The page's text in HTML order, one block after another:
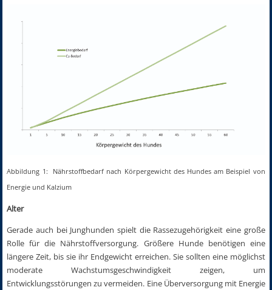
Abbildung 1: Nährstoffbedarf nach Körpergewicht des Hundes am Beispiel von
Energie und Kalzium
Alter
Gerade auch bei Junghunden spielt die Rassezugehörigkeit eine große
Rolle für die Nährstoffversorgung. Größere Hunde benötigen eine
längere Zeit, bis sie ihr Endgewicht erreichen. Sie sollten eine möglichst
moderate Wachstumsgeschwindigkeit zeigen, um
Entwicklungsstörungen zu vermeiden. Eine Überversorgung mit Energie